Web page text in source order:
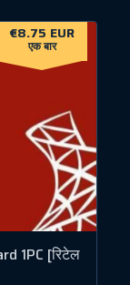
€8.75 EUR
एक बार
1PC [रिटेल